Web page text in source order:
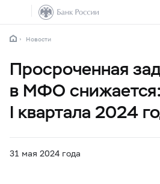
Новости
Просроченная
в МФО
I квартала 2024
31 мая 2024 года